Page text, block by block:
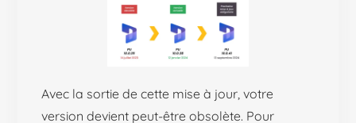
Avec la sortie de cette mise à jour, votre
version devient peut-être obsolète. Pour